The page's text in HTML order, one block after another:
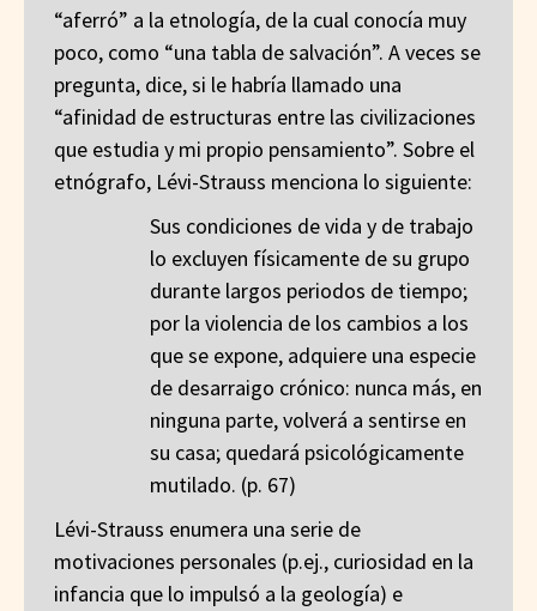
“aferró” a la etnología, de la cual conocía muy
poco, como “una tabla de salvación”. A veces se
pregunta, dice, si le habría llamado una
“afinidad de estructuras entre las civilizaciones
que estudia y mi propio pensamiento”. Sobre el
etnógrafo, Lévi-Strauss menciona lo siguiente:
Sus condiciones de vida y de trabajo
lo excluyen físicamente de su grupo
durante largos periodos de tiempo;
por la violencia de los cambios a los
que se expone, adquiere una especie
de desarraigo crónico: nunca más, en
ninguna parte, volverá a sentirse en
su casa; quedará psicológicamente
mutilado. (p. 67)
Lévi-Strauss enumera una serie de
motivaciones personales (p.ej., curiosidad en la
infancia que lo impulsó a la geología) e